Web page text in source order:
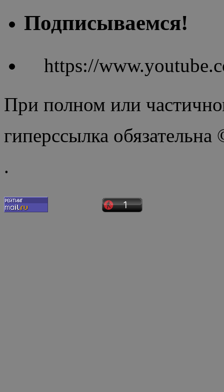
Подписываемся!
https://
При полном или
гиперссылка
.